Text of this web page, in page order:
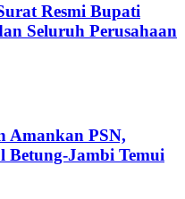
Resmi Bupati
Seluruh Perusahaan
Amankan PSN,
Betung-Jambi Temui